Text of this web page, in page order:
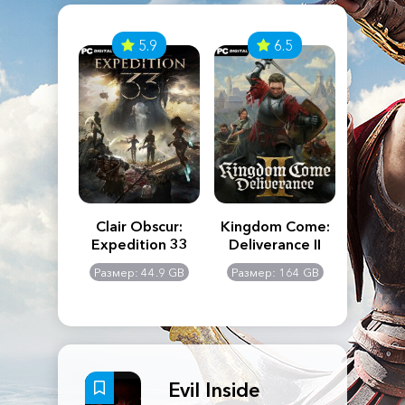
Creed
5.9
Clair Obscur:
Expedition 33
Размер: 44.9 GB
6.5
Kingdom Come:
Deliverance II
Размер: 164 GB
The
Evil Inside